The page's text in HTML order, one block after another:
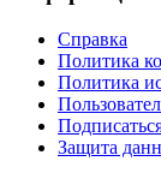
Справка
Политика
Политика
Защита